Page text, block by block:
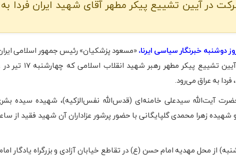
در آیین تشییع پیکر مطهر آقای شهید ایران فردا
دوشنبه خبرنگار سیاسی ایرنا،«مسعود پزشکیان» رئیس‌ جمهور اسلامی
شرکت در آیین تشییع پیکر مطهر
به عراق می‌رود.
آیت‌الله سیدعلی خامنه‌ای (قدس‌الله نفس‌الزکیه)، شهیده سیده
شهدا از ساعت ۸ صبح امروز (دوشنبه) از محل مهدیه امام حسن (ع) در تقاطع خیابان آزادی و بزرگراه